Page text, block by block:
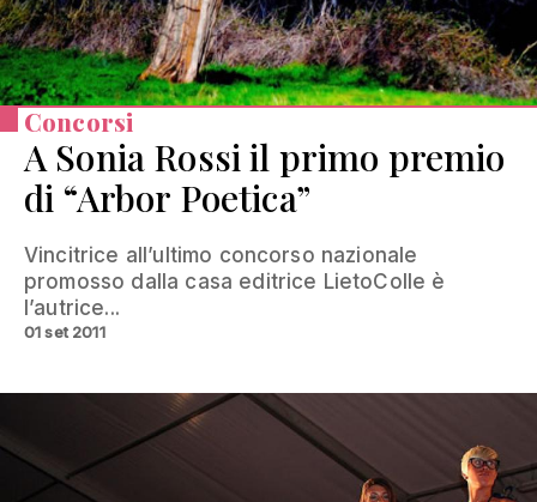
Concorsi
A Sonia Rossi il primo premio
di “Arbor Poetica”
Vincitrice all’ultimo concorso nazionale
promosso dalla casa editrice LietoColle è
l’autrice...
01 set 2011